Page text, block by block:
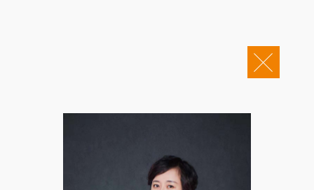
新闻动态
Copyright © 2011-2026 康桥律师事务所